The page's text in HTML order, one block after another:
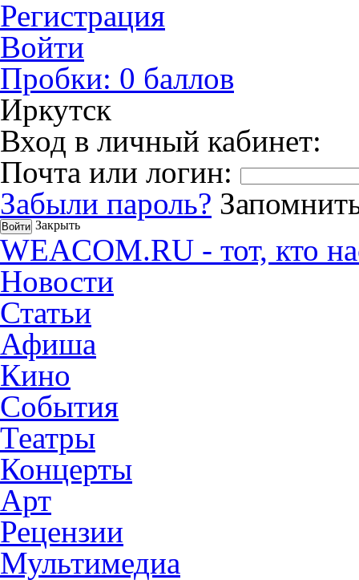
Регистрация
Войти
Пробки: 0 баллов
Иркутск
Вход в личный кабинет:
Почта или логин:
Забыли пароль?
Закрыть
WEACOM.RU - тот, кто
Новости
Статьи
Афиша
Кино
События
Театры
Концерты
Арт
Рецензии
Мультимедиа